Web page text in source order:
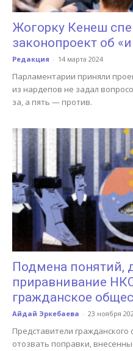
Жогорку Кенеш
законопроект об
Редакция - 14 марта 2024
Парламентарии приняли
из нардепов не задал
за, а пять — против.
Подмена понятий,
приравнивание
гражданское
Айдай Эркебаева - 23 ноября
Представители
отозвать поправки,